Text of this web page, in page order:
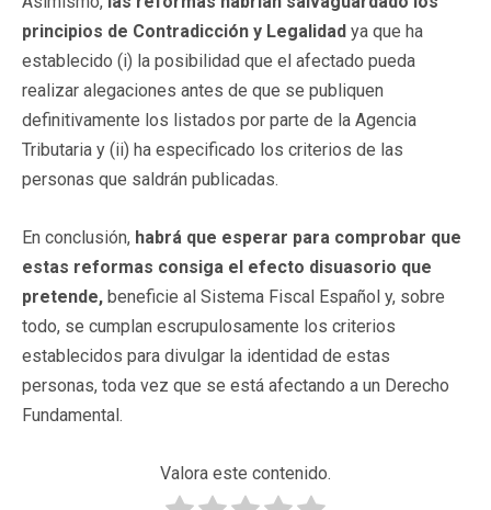
principios de Contradicción y Legalidad ya que ha
establecido (i) la posibilidad que el afectado pueda
realizar alegaciones antes de que se publiquen
definitivamente los listados por parte de la Agencia
Tributaria y (ii) ha especificado los criterios de las
personas que saldrán publicadas.
En conclusión, habrá que esperar para comprobar que
estas reformas consiga el efecto disuasorio que
pretende, beneficie al Sistema Fiscal Español y, sobre
todo, se cumplan escrupulosamente los criterios
establecidos para divulgar la identidad de estas
personas, toda vez que se está afectando a un Derecho
Fundamental.
Valora este contenido.